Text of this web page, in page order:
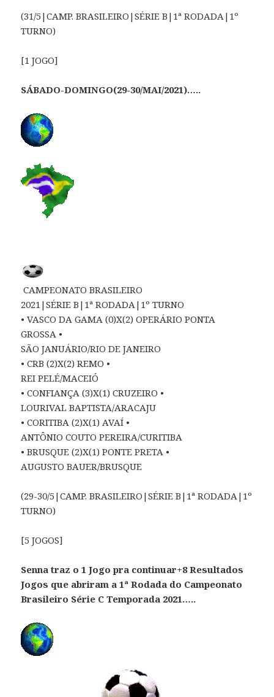
(31/5|CAMP. BRASILEIRO|SÉRIE B|1ª RODADA|1º
TURNO)
[1 JOGO]
SÁBADO-DOMINGO(29-30/MAI/2021)…..
CAMPEONATO BRASILEIRO
2021|SÉRIE B|1ª RODADA|1º TURNO
• VASCO DA GAMA (0)X(2) OPERÁRIO PONTA
GROSSA •
SÃO JANUÁRIO/RIO DE JANEIRO
• CRB (2)X(2) REMO •
REI PELÉ/MACEIÓ
• CONFIANÇA (3)X(1) CRUZEIRO •
LOURIVAL BAPTISTA/ARACAJU
• CORITIBA (2)X(1) AVAÍ •
ANTÔNIO COUTO PEREIRA/CURITIBA
• BRUSQUE (2)X(1) PONTE PRETA •
AUGUSTO BAUER/BRUSQUE
(29-30/5|CAMP. BRASILEIRO|SÉRIE B|1ª RODADA|1º
TURNO)
[5 JOGOS]
Senna traz o 1 Jogo pra continuar+8 Resultados
Jogos que abriram a 1ª Rodada do Campeonato
Brasileiro Série C Temporada 2021…..